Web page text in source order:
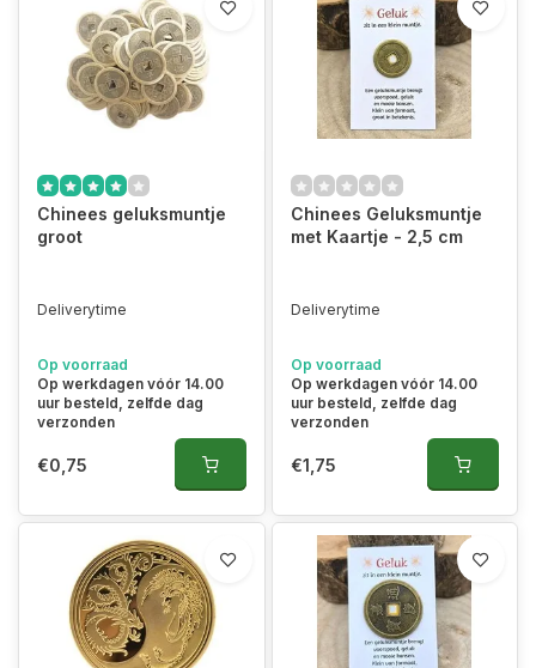
Chinees geluksmuntje
groot
Deliverytime
Op voorraad
Op werkdagen vóór 14.00
uur besteld, zelfde dag
verzonden
€0,75
Chinees Geluksmuntje
met Kaartje - 2,5 cm
Deliverytime
Op voorraad
Op werkdagen vóór 14.00
uur besteld, zelfde dag
verzonden
€1,75